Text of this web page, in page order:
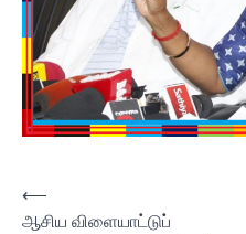
Post
⟵
ஆசிய விளையாட்டுப்